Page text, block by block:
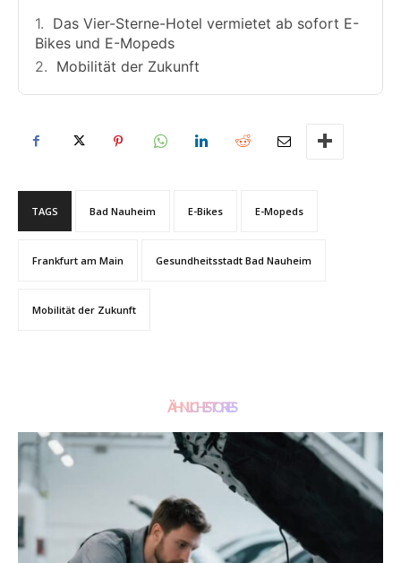
Das Vier-Sterne-Hotel vermietet ab sofort E-
Bikes und E-Mopeds
Mobilität der Zukunft
TAGS Bad Nauheim E-Bikes E-Mopeds
Frankfurt am Main Gesundheitsstadt Bad Nauheim
Mobilität der Zukunft
ÄHNLICHE STORIES